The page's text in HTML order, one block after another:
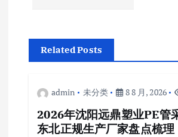
Related Posts
admin 未分类 8 8 月, 2026
2026年沈阳远鼎塑业PE管
东北正规生产厂家盘点梳理